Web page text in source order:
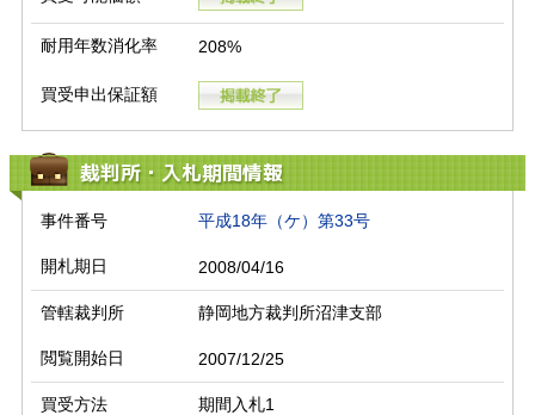
耐用年数消化率 208%
買受申出保証額
裁判所・入札期間情報
事件番号 平成18年（ケ）第33号
開札期日 2008/04/16
管轄裁判所 静岡地方裁判所沼津支部
閲覧開始日 2007/12/25
買受方法 期間入札1